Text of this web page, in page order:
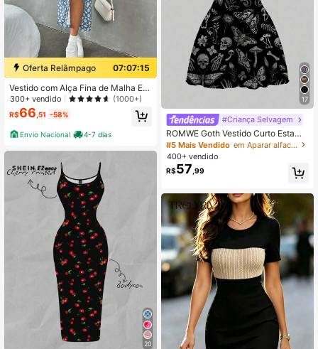
Oferta Relâmpago
07:07:14
Vestido com Alça Fina de Malha Est
ampada com Bainha Dividida para
Mulheres, Férias
300+ vendido (1000+)
R$66 ,51 -58%
Envio Nacional 4-7 dias
20
17
#Criança Selvagem
ROMWE Goth Vestido Curto Estamp
ado Gótico Escuro de Asa de Morce
go de Esqueleto de Halloween para
Mulheres
#5 Mais Vendido
em Aparar alface Vestidos Femininos
400+ vendido
R$57 ,99